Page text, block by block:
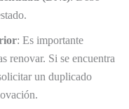
: Es importante
renovar. Si se encuentra
un duplicado